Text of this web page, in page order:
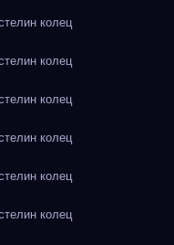
колец
колец
колец
колец
колец
колец